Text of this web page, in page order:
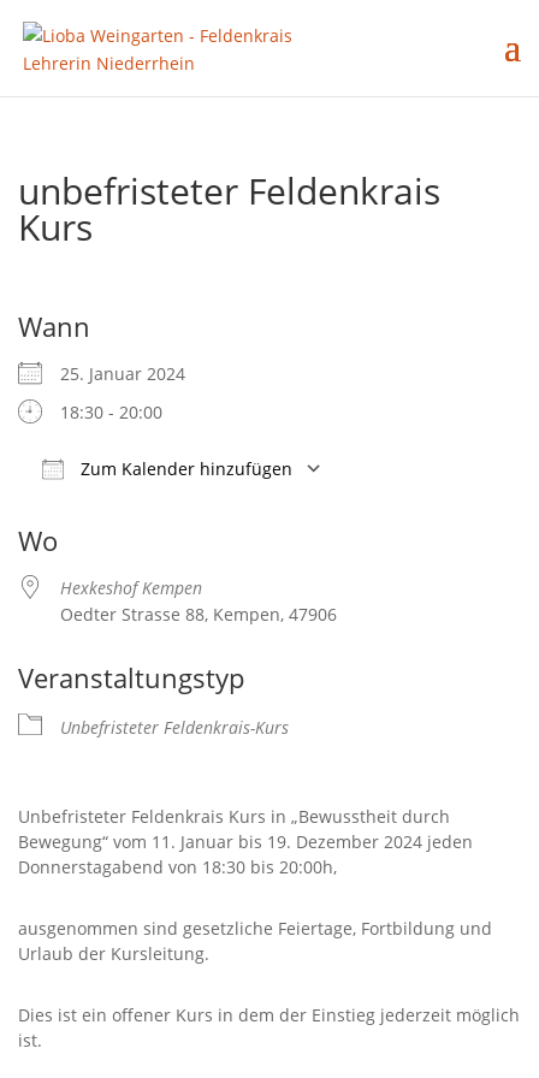
unbefristeter Feldenkrais
Kurs
Wann
25. Januar 2024
18:30 - 20:00
Zum Kalender hinzufügen
Wo
Hexkeshof Kempen
Oedter Strasse 88, Kempen, 47906
Veranstaltungstyp
Unbefristeter Feldenkrais-Kurs
Unbefristeter Feldenkrais Kurs in „Bewusstheit durch
Bewegung“ vom 11. Januar bis 19. Dezember 2024 jeden
Donnerstagabend von 18:30 bis 20:00h,
ausgenommen sind gesetzliche Feiertage, Fortbildung und
Urlaub der Kursleitung.
Dies ist ein offener Kurs in dem der Einstieg jederzeit möglich
ist.